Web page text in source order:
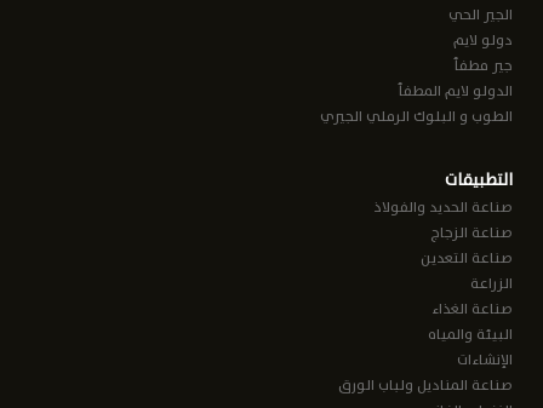
الجير الحي
دولو لايم
جير مطفأ
الدولو لايم المطفأ
الطوب و البلوك الرملي الجيري
التطبيقات
صناعة الحديد والفولاذ
صناعة الزجاج
صناعة التعدين
الزراعة
صناعة الغذاء
البيئة والمياه
الإنشاءات
صناعة المناديل ولباب الورق